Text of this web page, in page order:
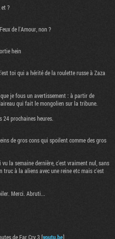
et ?
de l'Amour, non ?
hein
toi qui a hérité de la roulette russe à Zaza
je fous un avertissement : à partir de
qui fait le mongolien sur la tribune.
24 prochaines heures.
de gros cons qui spoilent comme des gros
la semaine dernière, c'est vraiment nul, sans
à la aliens avec une reine etc mais c'est
Merci. Abruti...
de Far Cry 3 [youtu.be]